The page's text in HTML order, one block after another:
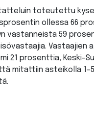
toteutettu
ollessa 66
vastanneista 59
Vastaajien
21 prosenttia, Keski-
mitattiin asteikolla